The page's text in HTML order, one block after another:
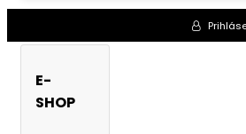
E-
SHOP